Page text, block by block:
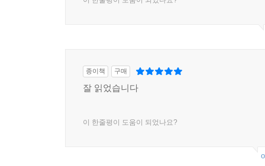
지속적으로 변신해나가야 한다는 주장이다. 이
다짐을 담았다. 책의 말미에서 그는 이 사업
신산업이라는 새로운 성장 엔진으로 국민소득 5
지난 10년간 한전은 갖가지 난제들이 줄줄이 터
19개국 33개 현장에서 높은 기술력을 발휘하고
종이책 구매
잘 읽었습니다
이 한줄평이 도움이 되었나요?